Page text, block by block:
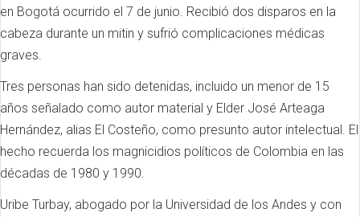
en Bogotá ocurrido el 7 de junio. Recibió dos disparos en la
cabeza durante un mitin y sufrió complicaciones médicas
graves.
Tres personas han sido detenidas, incluido un menor de 15
años señalado como autor material y Elder José Arteaga
Hernández, alias El Costeño, como presunto autor intelectual. El
hecho recuerda los magnicidios políticos de Colombia en las
décadas de 1980 y 1990.
Uribe Turbay, abogado por la Universidad de los Andes y con